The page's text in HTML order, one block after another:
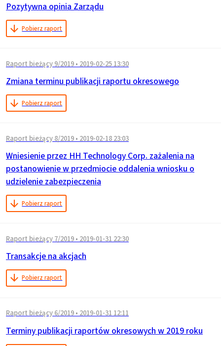
Pozytywna opinia Zarządu
Pobierz raport
Raport bieżący 9/2019 • 2019-02-25 13:30
Zmiana terminu publikacji raportu okresowego
Pobierz raport
Raport bieżący 8/2019 • 2019-02-18 23:03
Wniesienie przez HH Technology Corp. zażalenia na
postanowienie w przedmiocie oddalenia wniosku o
udzielenie zabezpieczenia
Pobierz raport
Raport bieżący 7/2019 • 2019-01-31 22:30
Transakcje na akcjach
Pobierz raport
Raport bieżący 6/2019 • 2019-01-31 12:11
Terminy publikacji raportów okresowych w 2019 roku